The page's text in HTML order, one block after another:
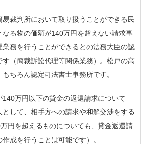
裁判所において取り扱うことができる民
なる物の価額が140万円を超えない請求事
業務を行うことができるとの法務大臣の認
す（簡裁訴訟代理等関係業務）。松戸の高
ちろん認定司法書士事務所です。
140万円以下の貸金の返還請求について
として、相手方への請求や和解交渉をする
円を超えるものについても、貸金返還請
成を行うことは可能です）。